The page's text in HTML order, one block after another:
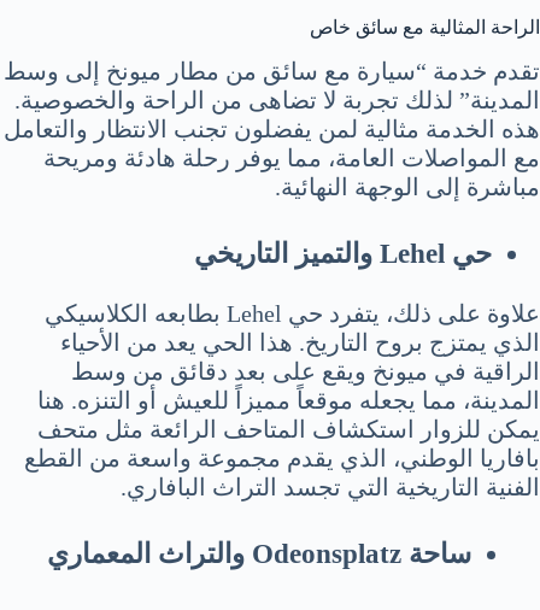
الراحة المثالية مع سائق خاص
تقدم خدمة “سيارة مع سائق من مطار ميونخ إلى وسط
المدينة” لذلك تجربة لا تضاهى من الراحة والخصوصية.
هذه الخدمة مثالية لمن يفضلون تجنب الانتظار والتعامل
مع المواصلات العامة، مما يوفر رحلة هادئة ومريحة
مباشرة إلى الوجهة النهائية.
حي Lehel والتميز التاريخي
علاوة على ذلك، يتفرد حي Lehel بطابعه الكلاسيكي
الذي يمتزج بروح التاريخ. هذا الحي يعد من الأحياء
الراقية في ميونخ ويقع على بعد دقائق من وسط
المدينة، مما يجعله موقعاً مميزاً للعيش أو التنزه. هنا
يمكن للزوار استكشاف المتاحف الرائعة مثل متحف
بافاريا الوطني، الذي يقدم مجموعة واسعة من القطع
الفنية التاريخية التي تجسد التراث البافاري.
ساحة Odeonsplatz والتراث المعماري